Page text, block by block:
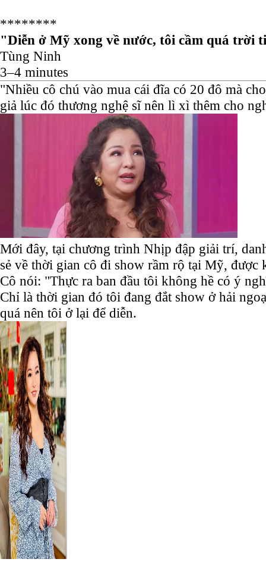
********
"Diễn ở Mỹ xong về nước, tôi cầm quá trời
Tùng Ninh
3–4 minutes
"Nhiều cô chú vào mua cái đĩa có 20 đô mà
giả lúc đó thương nghệ sĩ nên lì xì thêm cho
Mới đây, tại chương trình Nhịp đập giải trí,
sẻ về thời gian cô đi show rầm rộ tại Mỹ, được
Cô nói: "Thực ra ban đầu tôi không hề có ý
Chỉ là thời gian đó tôi đang đắt show ở hải
quá nên tôi ở lại để diễn.